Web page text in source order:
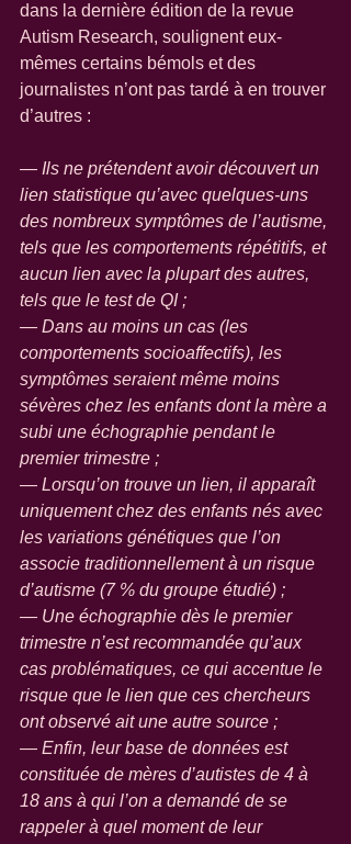
dans la dernière édition de la revue
Autism Research, soulignent eux-
mêmes certains bémols et des
journalistes n’ont pas tardé à en trouver
d’autres :
— Ils ne prétendent avoir découvert un
lien statistique qu’avec quelques-uns
des nombreux symptômes de l’autisme,
tels que les comportements répétitifs, et
aucun lien avec la plupart des autres,
tels que le test de QI ;
— Dans au moins un cas (les
comportements socioaffectifs), les
symptômes seraient même moins
sévères chez les enfants dont la mère a
subi une échographie pendant le
premier trimestre ;
— Lorsqu’on trouve un lien, il apparaît
uniquement chez des enfants nés avec
les variations génétiques que l’on
associe traditionnellement à un risque
d’autisme (7 % du groupe étudié) ;
— Une échographie dès le premier
trimestre n’est recommandée qu’aux
cas problématiques, ce qui accentue le
risque que le lien que ces chercheurs
ont observé ait une autre source ;
— Enfin, leur base de données est
constituée de mères d’autistes de 4 à
18 ans à qui l’on a demandé de se
rappeler à quel moment de leur